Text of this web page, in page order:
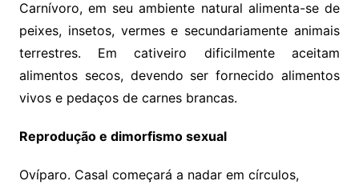
Carnívoro, em seu ambiente natural alimenta-se de
peixes, insetos, vermes e secundariamente animais
terrestres. Em cativeiro dificilmente aceitam
alimentos secos, devendo ser fornecido alimentos
vivos e pedaços de carnes brancas.
Reprodução e dimorfismo sexual
Ovíparo. Casal começará a nadar em círculos,